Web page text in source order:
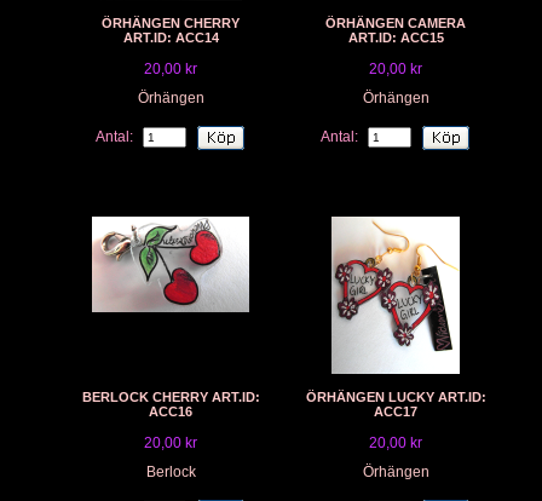
ÖRHÄNGEN CHERRY
ART.ID: ACC14
20,00 kr
Örhängen
Antal:
ÖRHÄNGEN CAMERA
ART.ID: ACC15
20,00 kr
Örhängen
Antal:
BERLOCK CHERRY ART.ID:
ACC16
20,00 kr
Berlock
ÖRHÄNGEN LUCKY ART.ID:
ACC17
20,00 kr
Örhängen